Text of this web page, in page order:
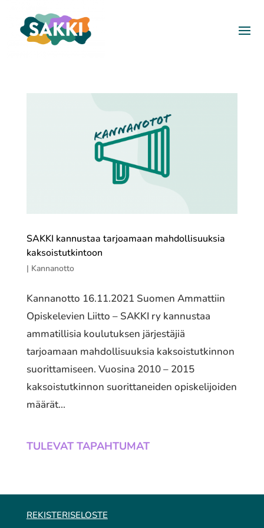
SAKKI kannustaa tarjoamaan mahdollisuuksia
kaksoistutkintoon
| Kannanotto
Kannanotto 16.11.2021 Suomen Ammattiin
Opiskelevien Liitto – SAKKI ry kannustaa
ammatillisia koulutuksen järjestäjiä
tarjoamaan mahdollisuuksia kaksoistutkinnon
suorittamiseen. Vuosina 2010 – 2015
kaksoistutkinnon suorittaneiden opiskelijoiden
määrät...
TULEVAT TAPAHTUMAT
REKISTERISELOSTE